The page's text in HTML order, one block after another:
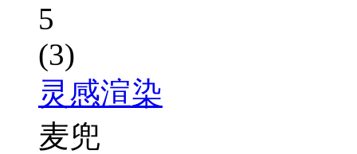
5
(3)
灵感渲染
麦兜